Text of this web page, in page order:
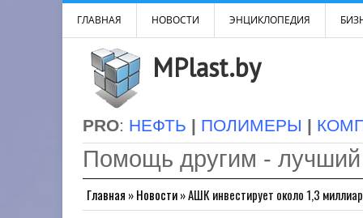
ГЛАВНАЯ НОВОСТИ ЭНЦИКЛОПЕДИЯ
MPlast.by
PRO: НЕФТЬ | ПОЛИМЕРЫ |
Помощь другим - лучший
Главная »Новости»АШК инвестирует около 1,3